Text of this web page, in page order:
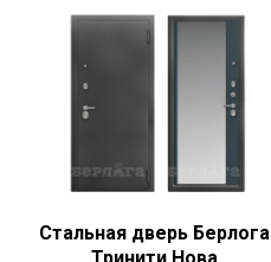
Стальная дверь Берлога